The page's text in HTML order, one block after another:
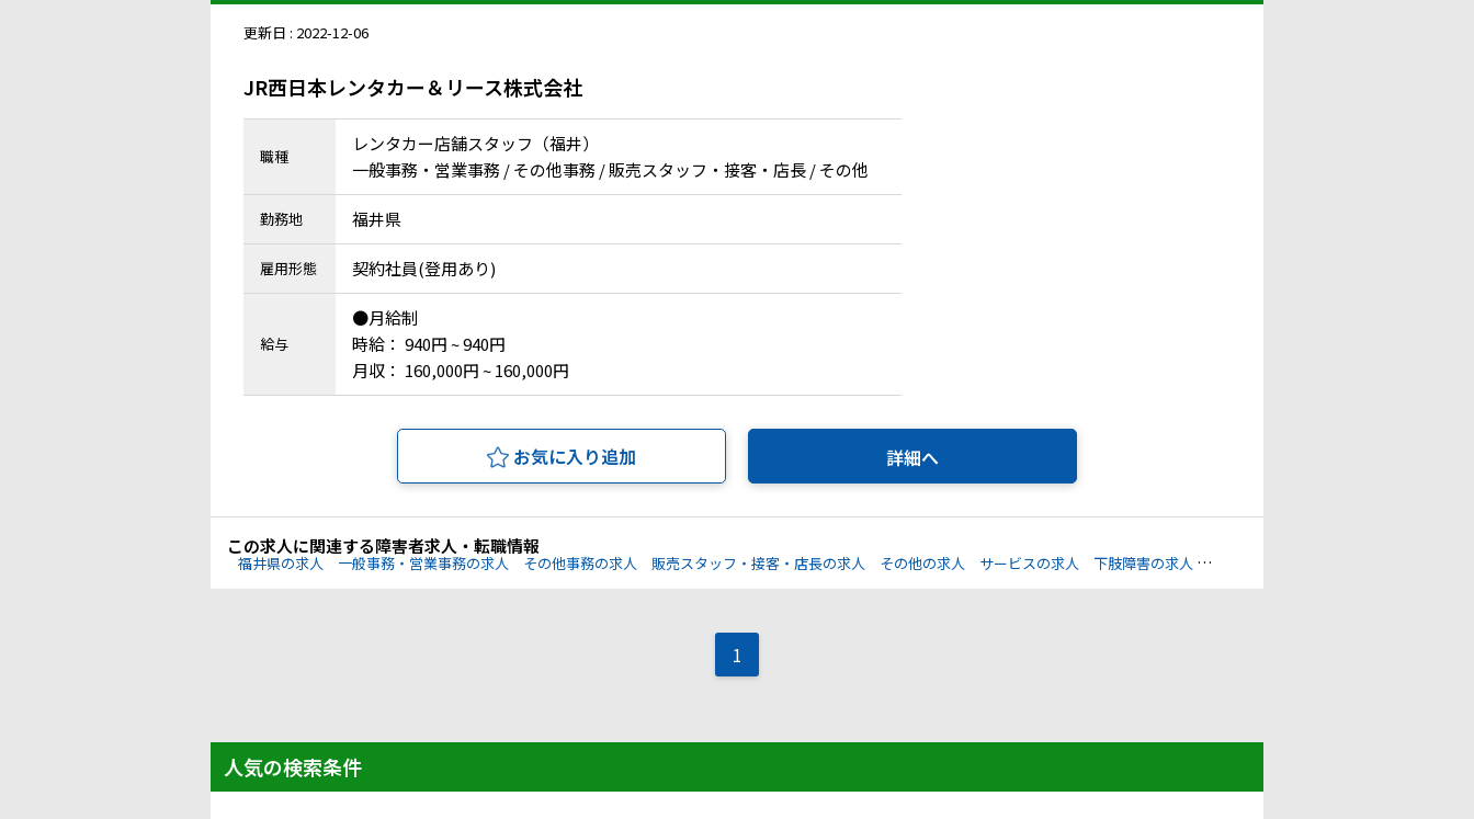
更新日 : 2022-12-06
JR西日本レンタカー＆リース株式会社
職種
レンタカー店舗スタッフ（福井）
一般事務・営業事務 / その他事務 / 販売スタッフ・接客・店長 / その他
勤務地 福井県
雇用形態 契約社員(登用あり)
給与
●月給制
時給： 940円 ~ 940円
月収： 160,000円 ~ 160,000円
お気に入り追加 詳細へ
この求人に関連する障害者求人・転職情報
福井県の求人 一般事務・営業事務の求人 その他事務の求人 販売スタッフ・接客・店長の求人 その他の求人 サービスの求人 下肢障害の求人 心臓機能障害の求人
1
人気の検索条件